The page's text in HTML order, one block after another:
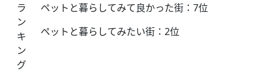
ラ
ン
キ
ン
グ
ペットと暮らしてみて良かった街：7位
ペットと暮らしてみたい街：2位